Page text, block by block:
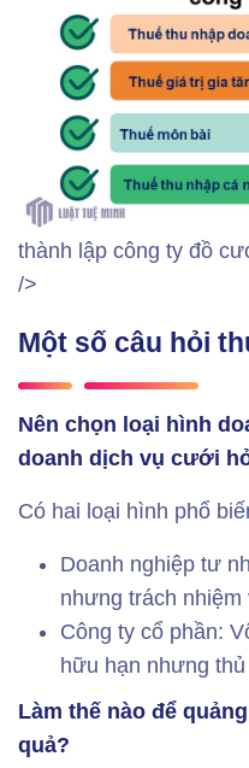
thành lập công ty đồ
/>
Một số câu hỏi
Nên chọn loại hình
doanh dịch vụ cưới
Có hai loại hình phổ
Doanh nghiệp tư
nhưng trách nhiệm
Công ty cổ phần:
hữu hạn nhưng
Làm thế nào để
quả?